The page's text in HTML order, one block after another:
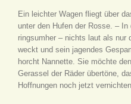
Ein leichter Wagen fliegt über
unter den Hufen der Rosse. –
ringsumher – nichts laut als nur
weckt und sein jagendes
horcht Nannette. Sie möchte
Gerassel der Räder übertöne,
Hoffnungen noch jetzt